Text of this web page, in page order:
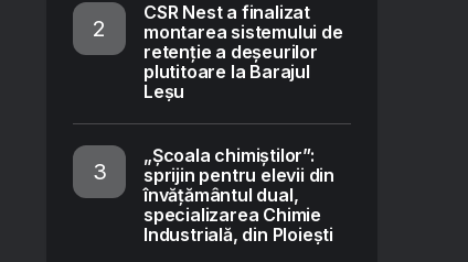
CSR Nest a finalizat
montarea sistemului de
retenție a deșeurilor
plutitoare la Barajul
Leșu
„Școala chimiștilor”:
sprijin pentru elevii din
învățământul dual,
specializarea Chimie
Industrială, din Ploiești